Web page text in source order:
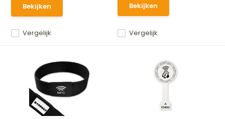
Vergelijk
Bekijken
Vergelijk
Bekijken